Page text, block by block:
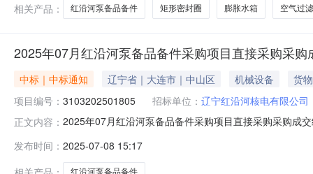
相关产品：
红沿河泵备品备件 矩形密封圈 膨胀水箱 空气过
2025年07月红沿河泵备品备件采购项目直接采购采购
中标｜中标通知 辽宁省｜大连市｜中山区 机械设备
货物
项目编号： 3103202501805 招标单位： 辽宁红沿河核电有限公司
正文内容： 2025年07月红沿河泵备品备件采购项目直接采购采购成
相关功能的配套性，只能从特定供应商处采购。资格条
发布时间： 2025-07-08 15:17
红沿河泵备品备件